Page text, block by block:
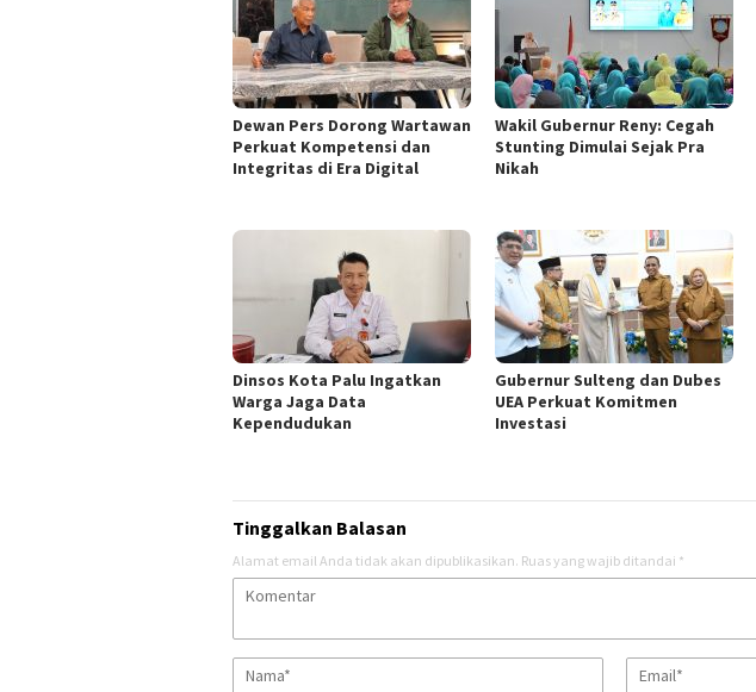
Dewan Pers Dorong Wartawan
Perkuat Kompetensi dan
Integritas di Era Digital
Wakil Gubernur Reny: Cegah
Stunting Dimulai Sejak Pra
Nikah
Dinsos Kota Palu Ingatkan
Warga Jaga Data
Kependudukan
Gubernur Sulteng dan Dubes
UEA Perkuat Komitmen
Investasi
Tinggalkan Balasan
Alamat email Anda tidak akan dipublikasikan. Ruas yang wajib ditandai *